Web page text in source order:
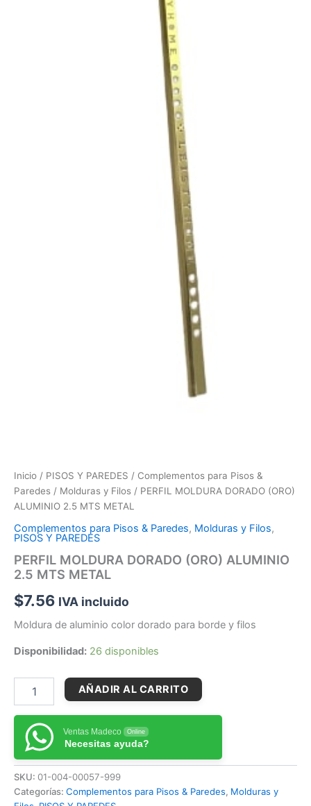
Inicio / PISOS Y PAREDES / Complementos para Pisos &
Paredes / Molduras y Filos / PERFIL MOLDURA DORADO (ORO)
ALUMINIO 2.5 MTS METAL
Complementos para Pisos & Paredes, Molduras y Filos,
PISOS Y PAREDES
PERFIL MOLDURA DORADO (ORO) ALUMINIO
2.5 MTS METAL
$7.56 IVA incluido
Moldura de aluminio color dorado para borde y filos
Disponibilidad: 26 disponibles
AÑADIR AL CARRITO
Ventas Madeco Online
Necesitas ayuda?
SKU: 01-004-00057-999
Categorías: Complementos para Pisos & Paredes, Molduras y